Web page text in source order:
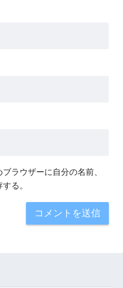
ラウザーに自分の名前、
る。